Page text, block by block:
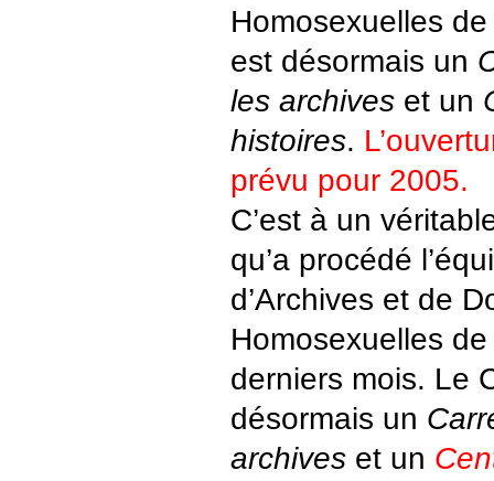
Homosexuelles
est désormais un
les archiveset un
histoires.
prévu pour 2005.
C’est à un
qu’a procédé
d’Archives et de
Homosexuelles
derniers mois. Le
désormais un
archiveset un